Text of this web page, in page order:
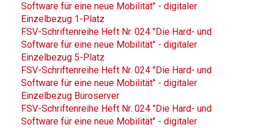
Software für eine neue Mobilität" - digitaler
Einzelbezug 1-Platz
FSV-Schriftenreihe Heft Nr. 024 "Die Hard- und
Software für eine neue Mobilität" - digitaler
Einzelbezug 5-Platz
FSV-Schriftenreihe Heft Nr. 024 "Die Hard- und
Software für eine neue Mobilität" - digitaler
Einzelbezug Büroserver
FSV-Schriftenreihe Heft Nr. 024 "Die Hard- und
Software für eine neue Mobilität" - digitaler